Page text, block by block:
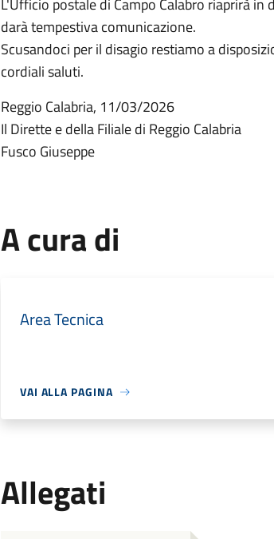
L'Ufficio postale di Campo Calabro riaprirà
darà tempestiva comunicazione.
Scusandoci per il disagio restiamo a
cordiali saluti.
Reggio Calabria, 11/03/2026
Il Dirette e della Filiale di Reggio Calabria
Fusco Giuseppe
A cura di
Area Tecnica
VAI ALLA PAGINA
Allegati